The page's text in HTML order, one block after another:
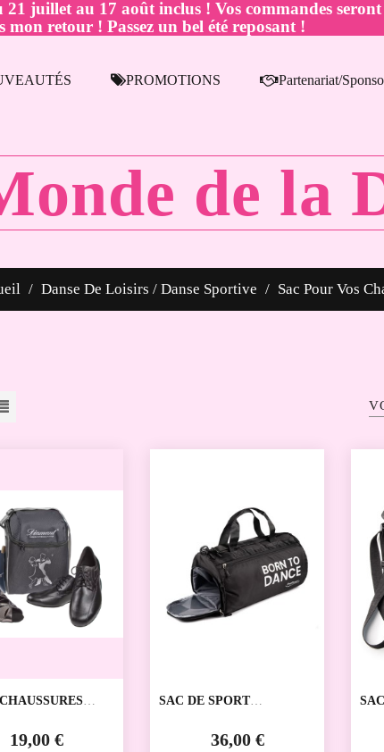
juillet au 17 août inclus ! Vos commandes seront
mon retour ! Passez un bel été reposant !
PROMOTIONS Partenariat/
de la
Danse De Loisirs / Danse Sportive Sac Pour Vos
19,00 €
SAC DE SPORT
PORT DANCE
36,00 €